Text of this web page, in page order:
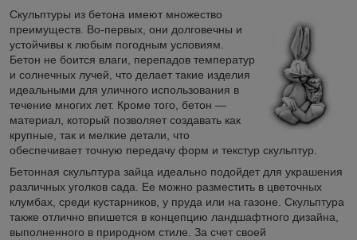
Скульптуры из бетона имеют множество
преимуществ. Во-первых, они долговечны и
устойчивы к любым погодным условиям.
Бетон не боится влаги, перепадов температур
и солнечных лучей, что делает такие изделия
идеальными для уличного использования в
течение многих лет. Кроме того, бетон —
материал, который позволяет создавать как
крупные, так и мелкие детали, что
обеспечивает точную передачу форм и текстур скульптур.
Бетонная скульптура зайца идеально подойдет для украшения
различных уголков сада. Ее можно разместить в цветочных
клумбах, среди кустарников, у пруда или на газоне. Скульптура
также отлично впишется в концепцию ландшафтного дизайна,
выполненного в природном стиле. За счет своей